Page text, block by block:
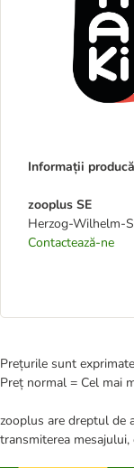
Informații
zooplus SE
Herzog-Wilhelm-
Contactează-ne
Prețurile sunt
Preț normal = Cel mai
zooplus are dreptul de
transmiterea